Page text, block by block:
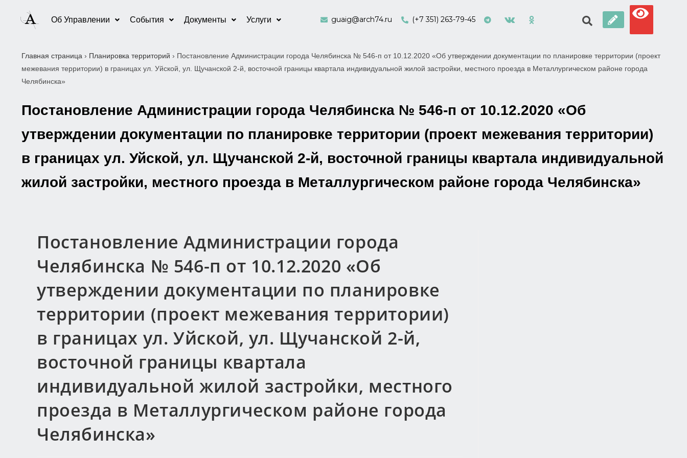
Об Управлении События Документы Услуги guaig@arch74.ru (+7 351) 263-79-45
Главная страница › Планировка территорий › Постановление Администрации города Челябинска № 546-п от 10.12.2020 «Об утверждении документации по планировке территории (проект
межевания территории) в границах ул. Уйской, ул. Щучанской 2-й, восточной границы квартала индивидуальной жилой застройки, местного проезда в Металлургическом районе города
Челябинска»
Постановление Администрации города Челябинска № 546-п от 10.12.2020 «Об
утверждении документации по планировке территории (проект межевания территории)
в границах ул. Уйской, ул. Щучанской 2-й, восточной границы квартала индивидуальной
жилой застройки, местного проезда в Металлургическом районе города Челябинска»
Постановление Администрации города
Челябинска № 546-п от 10.12.2020 «Об
утверждении документации по планировке
территории (проект межевания территории)
в границах ул. Уйской, ул. Щучанской 2-й,
восточной границы квартала
индивидуальной жилой застройки, местного
проезда в Металлургическом районе города
Челябинска»